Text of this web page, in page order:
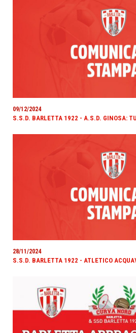
09/12/2024
S.S.D. BARLETTA 1922 - A.S.D. GINOSA:
28/11/2024
S.S.D. BARLETTA 1922 - ATLETICO